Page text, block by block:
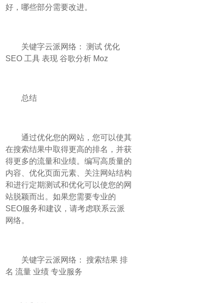
好，哪些部分需要改进。
关键字云派网络： 测试 优化
SEO 工具 表现 谷歌分析 Moz
总结
通过优化您的网站，您可以使其
在搜索结果中取得更高的排名，并获
得更多的流量和业绩。编写高质量的
内容、优化页面元素、关注网站结构
和进行定期测试和优化可以使您的网
站脱颖而出。如果您需要专业的
SEO服务和建议，请考虑联系云派
网络。
关键字云派网络： 搜索结果 排
名 流量 业绩 专业服务